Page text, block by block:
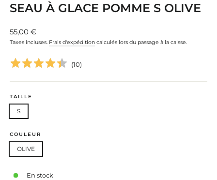
SEAU À GLACE POMME S OLIVE
Prix
régulier
55,00 €
Taxes incluses. Frais d'expédition calculés lors du passage à la caisse.
(10)
TAILLE
S
COULEUR
OLIVE
En stock